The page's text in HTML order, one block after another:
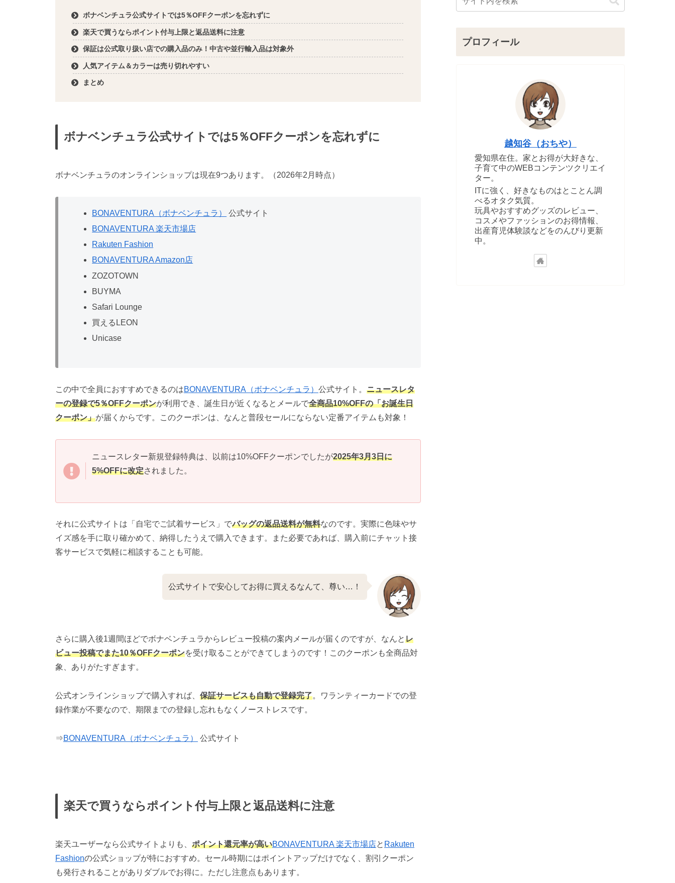
ボナベンチュラ公式サイトでは5％OFFクーポンを忘れずに
楽天で買うならポイント付与上限と返品送料に注意
保証は公式取り扱い店での購入品のみ！中古や並行輸入品は対象外
人気アイテム＆カラーは売り切れやすい
まとめ
ボナベンチュラ公式サイトでは5％OFFクーポンを忘れずに
ボナベンチュラのオンラインショップは現在9つあります。（2026年2月時点）
BONAVENTURA（ボナベンチュラ）
公式サイト
BONAVENTURA 楽天市場店
Rakuten Fashion
BONAVENTURA Amazon店
ZOZOTOWN
BUYMA
Safari Lounge
買えるLEON
Unicase
この中で全員におすすめできるのはBONAVENTURA（ボナベンチュラ） 公式サイト。 ニュースレタ
ーの登録で5％OFFクーポンが利用でき、誕生日が近くなるとメールで全商品10%OFFの「お誕生日
クーポン」が届くからです。このクーポンは、なんと普段セールにならない定番アイテムも対象！
ニュースレター新規登録特典は、以前は10%OFFクーポンでしたが2025年3月3日に
5%OFFに改定されました。
それに公式サイトは「自宅でご試着サービス」でバッグの返品送料が無料なのです。実際に色味やサ
イズ感を手に取り確かめて、納得したうえで購入できます。また必要であれば、購入前にチャット接
客サービスで気軽に相談することも可能。
公式サイトで安心してお得に買えるなんて、尊い…！
さらに購入後1週間ほどでボナベンチュラからレビュー投稿の案内メールが届くのですが、なんとレ
ビュー投稿でまた10％OFFクーポンを受け取ることができてしまうのです！このクーポンも全商品対
象、ありがたすぎます。
公式オンラインショップで購入すれば、 保証サービスも自動で登録完了。ワランティーカードでの登
録作業が不要なので、期限までの登録し忘れもなくノーストレスです。
⇒BONAVENTURA（ボナベンチュラ） 公式サイト
楽天で買うならポイント付与上限と返品送料に注意
楽天ユーザーなら公式サイトよりも、 ポイント還元率が高いBONAVENTURA 楽天市場店と Rakuten
Fashionの公式ショップが特におすすめ。セール時期にはポイントアップだけでなく、割引クーポン
も発行されることがありダブルでお得に。ただし注意点もあります。
プロフィール
越知谷（おちや）
愛知県在住。家とお得が大好きな、
子育て中のWEBコンテンツクリエイ
ター。
ITに強く、好きなものはとことん調
べるオタク気質。
玩具やおすすめグッズのレビュー、
コスメやファッションのお得情報、
出産育児体験談などをのんびり更新
中。